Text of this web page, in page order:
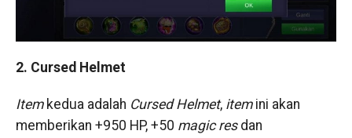
2. Cursed Helmet
Itemkedua adalah Cursed Helmet, itemini akan
memberikan +950 HP, +50 magic resdan